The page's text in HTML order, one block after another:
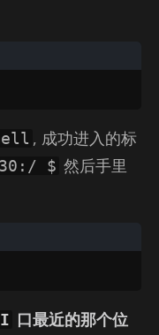
, 成功进入的标
$ 然后手里
口最近的那个位